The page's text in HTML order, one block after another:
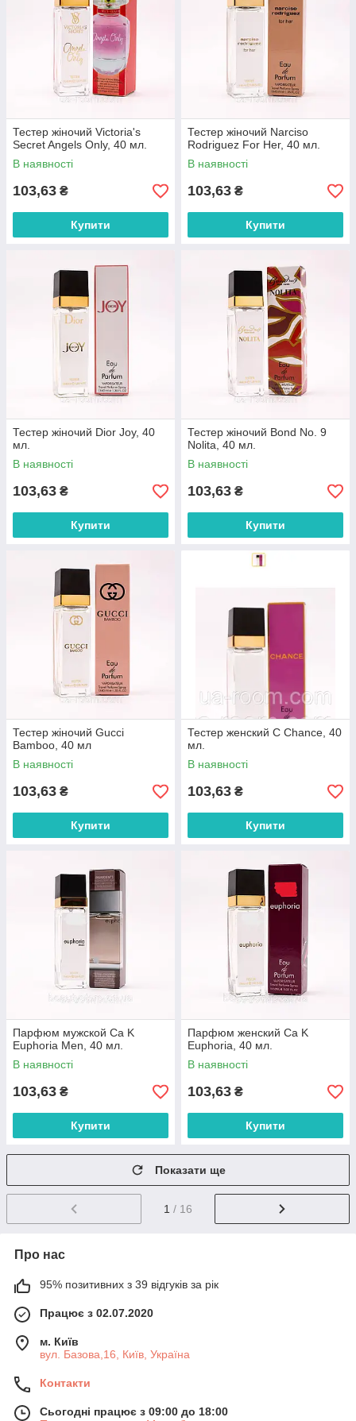
Тестер жіночий Victoria's
Secret Angels Only, 40 мл.
В наявності
103,63 ₴
Купити
Тестер жіночий Narciso
Rodriguez For Her, 40 мл.
В наявності
103,63 ₴
Купити
Тестер жіночий Dior Joy, 40
мл.
В наявності
103,63 ₴
Купити
Тестер жіночий Bond No. 9
Nolita, 40 мл.
В наявності
103,63 ₴
Купити
Тестер жіночий Gucci
Bamboo, 40 мл
В наявності
103,63 ₴
Купити
Тестер женский C Chance, 40
мл.
В наявності
103,63 ₴
Купити
Парфюм мужской Ca K
Euphoria Men, 40 мл.
В наявності
103,63 ₴
Купити
Парфюм женский Ca K
Euphoria, 40 мл.
В наявності
103,63 ₴
Купити
Показати ще
1 / 16
Про нас
95% позитивних з 39 відгуків за рік
Працює з 02.07.2020
м. Київ
вул. Базова,16, Київ, Україна
Контакти
Сьогодні працює з 09:00 до 18:00